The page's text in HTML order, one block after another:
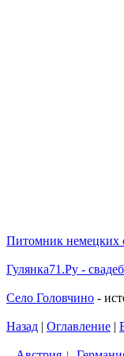
Питомник немецких
Гулянка71.Ру -
Село Головчино -
Назад | Оглавление |